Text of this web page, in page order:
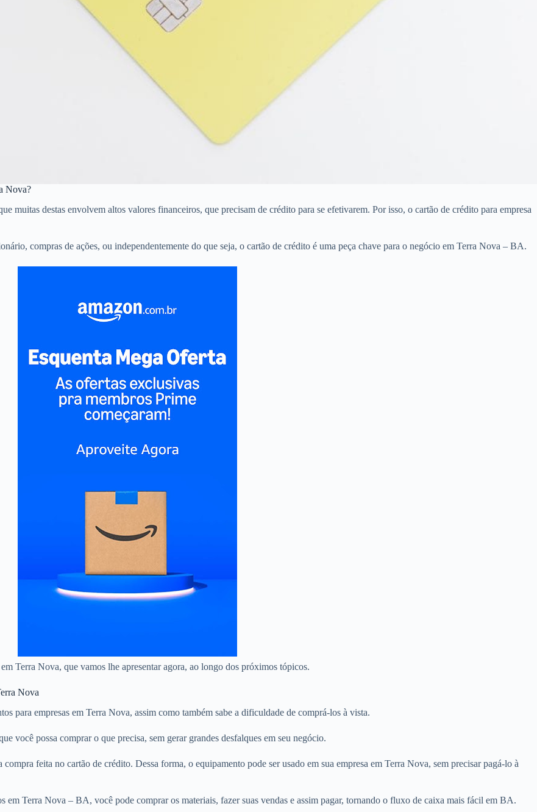
Nova?
muitas destas envolvem altos valores financeiros, que precisam de crédito para se efetivarem. Por isso, o cartão de crédito para empresa
compras de ações, ou independentemente do que seja, o cartão de crédito é uma peça chave para o negócio em Terra Nova – BA.
Terra Nova, que vamos lhe apresentar agora, ao longo dos próximos tópicos.
Nova
para empresas em Terra Nova, assim como também sabe a dificuldade de comprá-los à vista.
você possa comprar o que precisa, sem gerar grandes desfalques em seu negócio.
feita no cartão de crédito. Dessa forma, o equipamento pode ser usado em sua empresa em Terra Nova, sem precisar pagá-lo à
em Terra Nova – BA, você pode comprar os materiais, fazer suas vendas e assim pagar, tornando o fluxo de caixa mais fácil em BA.